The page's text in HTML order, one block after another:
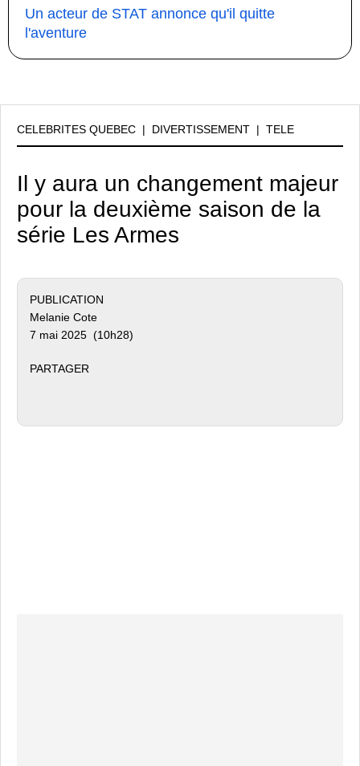
Un acteur de STAT annonce qu'il quitte
l'aventure
CELEBRITES QUEBEC | DIVERTISSEMENT | TELE
Il y aura un changement majeur
pour la deuxième saison de la
série Les Armes
PUBLICATION
Melanie Cote
7 mai 2025 (10h28)
PARTAGER